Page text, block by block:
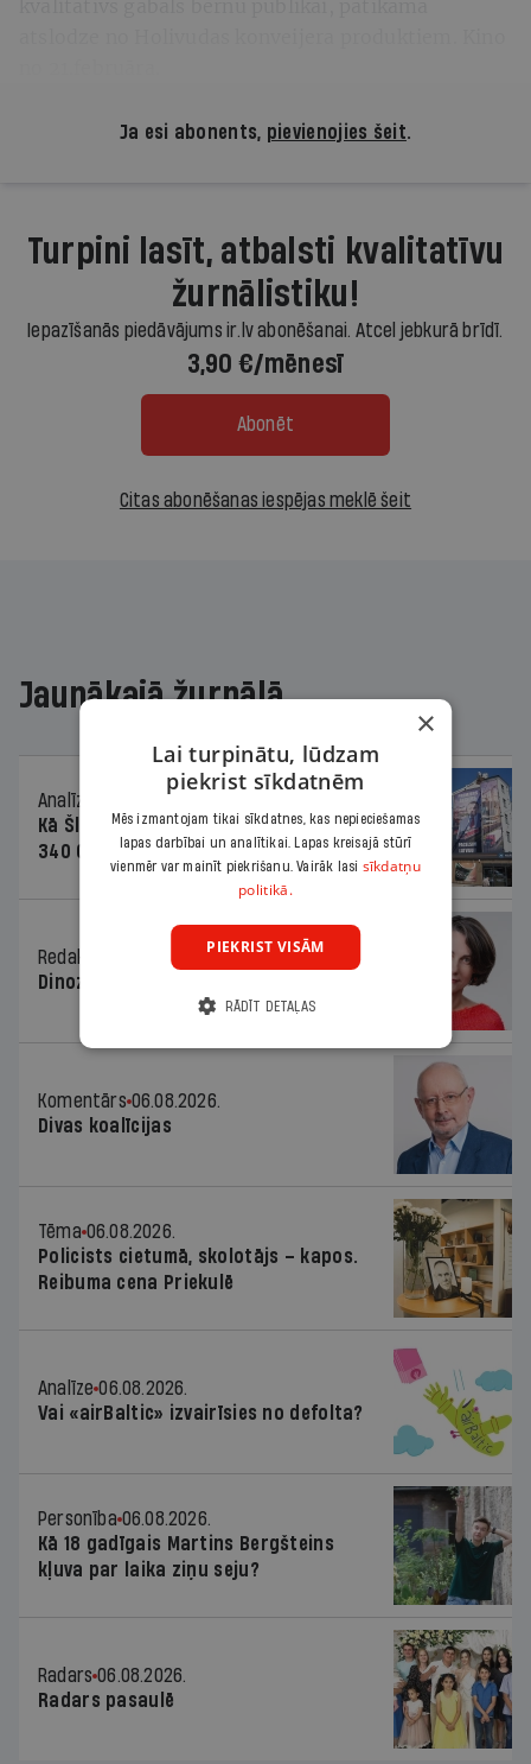
Ja esi abonents, pievienojies šeit.
Turpini lasīt, atbalsti kvalitatīvu
žurnālistiku!
Iepazīšanās piedāvājums ir.lv abonēšanai. Atcel jebkurā brīdī.
3,90 €/mēnesī
Abonēt
Citas abonēšanas iespējas meklē šeit
Jaunākajā žurnālā
Analīze
06.08.2026.
Kā Šlesera partija palika nesodīta par
340 000 vērtu reklāmas kampaņu
Redaktores sleja
06.08.2026.
Dinozaura triks
Komentārs 06.08.2026.
Divas koalīcijas
Tēma 06.08.2026.
Policists cietumā, skolotājs – kapos.
Reibuma cena Priekulē
Analīze 06.08.2026.
Vai «airBaltic» izvairīsies no defolta?
Personība 06.08.2026.
Kā 18 gadīgais Martins Bergšteins
kļuva par laika ziņu seju?
Radars 06.08.2026.
Radars pasaulē
×
Lai turpinātu, lūdzam
piekrist sīkdatnēm
Mēs izmantojam tikai sīkdatnes, kas nepieciešamas
lapas darbībai un analītikai. Lapas kreisajā stūrī
vienmēr var mainīt piekrišanu. Vairāk lasi sīkdatņu
politikā.
PIEKRIST VISĀM
RĀDĪT DETAĻAS